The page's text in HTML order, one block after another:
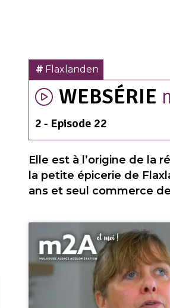
Flaxlanden
WEBSÉRIE
2 - Episode 22
Elle est à l’origine de la
la petite épicerie de
ans et seul commerce